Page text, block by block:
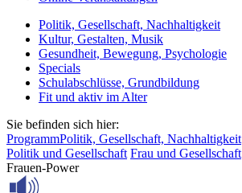
Politik, Gesellschaft, Nachhaltigkeit
Kultur, Gestalten, Musik
Gesundheit, Bewegung, Psychologie
Specials
Schulabschlüsse, Grundbildung
Fit und aktiv im Alter
Sie befinden sich hier:
ProgrammPolitik, Gesellschaft, Nachhaltigkeit
Politik und Gesellschaft Frau und Gesellschaft
Frauen-Power